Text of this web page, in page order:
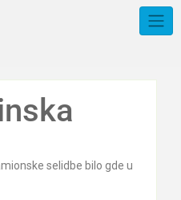
selidbe bilo gde u